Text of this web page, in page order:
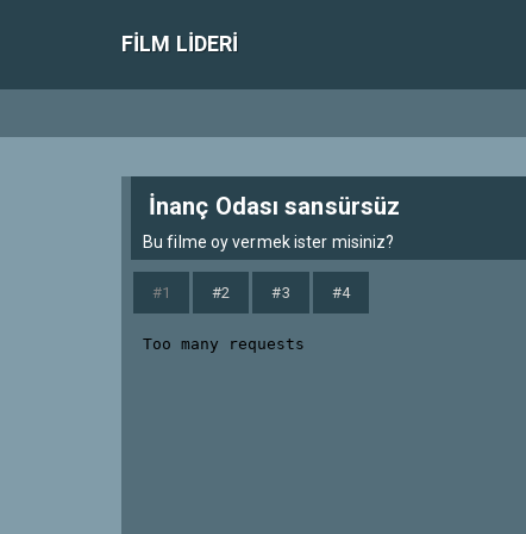
FILM LIDERI
İnanç Odası sansürsüz
Bu filme oy vermek ister misiniz?
#1 #2 #3 #4